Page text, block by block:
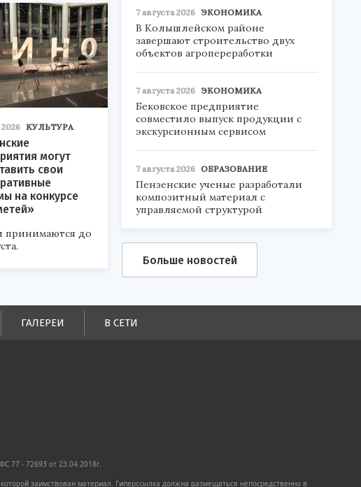
КУЛЬТУРА
могут
свои
на конкурсе
принимаются до
7 августа 2026 ЭКОНОМИКА
В Колышлейском районе
завершают строительство двух
объектов агропереработки
7 августа 2026 ЭКОНОМИКА
Бековское предприятие
совместило выпуск продукции с
экскурсионным сервисом
7 августа 2026 ОБРАЗОВАНИЕ
Пензенские ученые разработали
композитный материал с
управляемой структурой
Больше новостей
ГАЛЕРЕИ В СЕТИ
77 - 72693 от 23.04.2018г.
заимствован материал. Гиперссылка должна размещаться непосредственно в